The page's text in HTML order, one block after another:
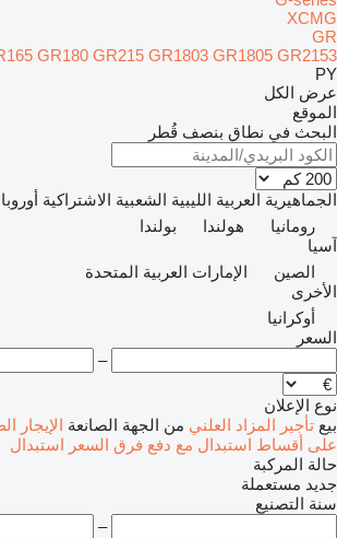
XCMG
GR
GR180 GR215 GR1803 GR1805 GR2153
PY
عرض الكل
الموقع
البحث في نطاق بنصف قُطر
الجماهيرية العربية الليبية الشعبية الاشتراكية أوروبا
رومانيا
هولندا
بولندا
آسيا
الصين
الإمارات العربية المتحدة
الأخرى
أوكرانيا
السعر
–
نوع الإعلان
بيع تأجير المزاد العلني من الجهة الصانعة الإيجار
على أقساط استبدال مع دفع فرق السعر استبدال
حالة المركبة
جديد مستعملة
سنة التصنيع
–